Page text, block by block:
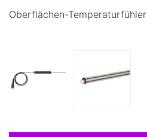
Oberflächen-Temperaturfühler